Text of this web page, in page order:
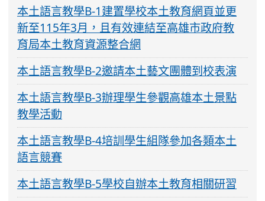
本土語言教學B-1建置學校本土教育網頁並更
新至115年3月，且有效連結至高雄市政府教
育局本土教育資源整合網
本土語言教學B-2邀請本土藝文團體到校表演
本土語言教學B-3辦理學生參觀高雄本土景點
教學活動
本土語言教學B-4培訓學生組隊參加各類本土
語言競賽
本土語言教學B-5學校自辦本土教育相關研習